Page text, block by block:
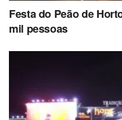
Festa do Peão de
mil pessoas